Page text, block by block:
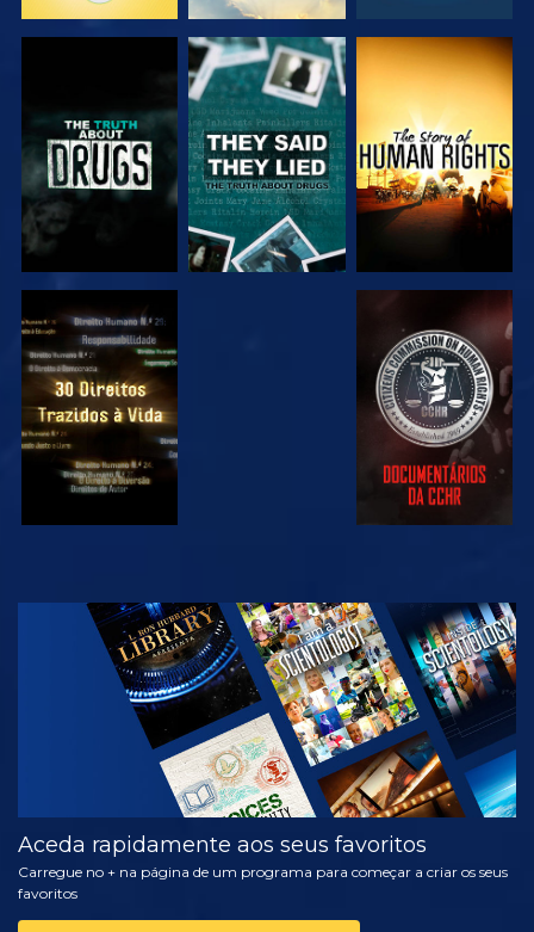
VER VER
VER VER
VER
EXPLORAR A
SÉRIE
Aceda rapidamente aos seus favoritos
Carregue no + na página de um programa para começar a criar os seus
favoritos